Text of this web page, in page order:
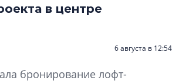
в центре
6 августа в 12:54
бронирование лофт-